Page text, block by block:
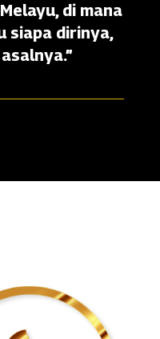
di mana
siapa dirinya,